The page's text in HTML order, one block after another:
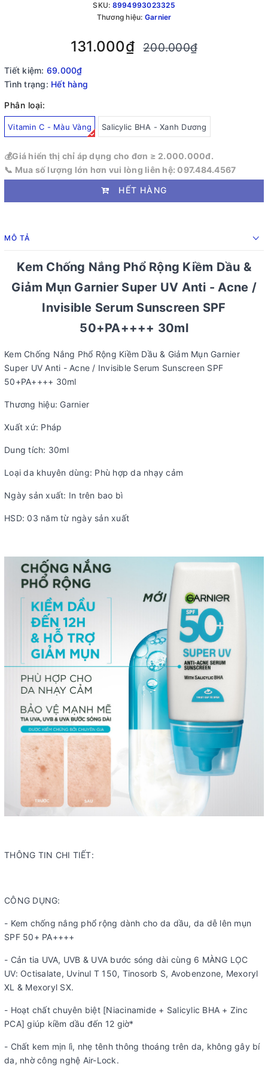
SKU: 8994993023325
Thương hiệu: Garnier
131.000₫ 200.000₫
Tiết kiệm: 69.000₫
Tình trạng: Hết hàng
Phân loại:
Vitamin C - Màu Vàng Salicylic BHA - Xanh Dương
💰Giá hiển thị chỉ áp dụng cho đơn ≥ 2.000.000đ.
📞 Mua số lượng lớn hơn vui lòng liên hệ: 097.484.4567
HẾT HÀNG
MÔ TẢ
Kem Chống Nắng Phổ Rộng Kiềm Dầu &
Giảm Mụn Garnier Super UV Anti - Acne /
Invisible Serum Sunscreen SPF
50+PA++++ 30ml
Kem Chống Nắng Phổ Rộng Kiềm Dầu & Giảm Mụn Garnier
Super UV Anti - Acne / Invisible Serum Sunscreen SPF
50+PA++++ 30ml
Thương hiệu: Garnier
Xuất xứ: Pháp
Dung tích: 30ml
Loại da khuyên dùng: Phù hợp da nhạy cảm
Ngày sản xuất: In trên bao bì
HSD: 03 năm từ ngày sản xuất
THÔNG TIN CHI TIẾT:
CÔNG DỤNG:
- Kem chống nắng phổ rộng dành cho da dầu, da dễ lên mụn
SPF 50+ PA++++
- Cản tia UVA, UVB & UVA bước sóng dài cùng 6 MÀNG LỌC
UV: Octisalate, Uvinul T 150, Tinosorb S, Avobenzone, Mexoryl
XL & Mexoryl SX.
- Hoạt chất chuyên biệt [Niacinamide + Salicylic BHA + Zinc
PCA] giúp kiềm dầu đến 12 giờ*
- Chất kem mịn lì, nhẹ tênh thông thoáng trên da, không gây bí
da, nhờ công nghệ Air-Lock.